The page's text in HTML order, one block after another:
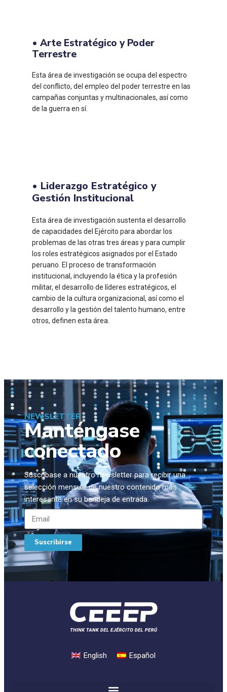
• Arte Estratégico y Poder
Terrestre
Esta área de investigación se ocupa del espectro
del conflicto, del empleo del poder terrestre en las
campañas conjuntas y multinacionales, así como
de la guerra en sí.
• Liderazgo Estratégico y
Gestión Institucional
Esta área de investigación sustenta el desarrollo
de capacidades del Ejército para abordar los
problemas de las otras tres áreas y para cumplir
los roles estratégicos asignados por el Estado
peruano. El proceso de transformación
institucional, incluyendo la ética y la profesión
militar, el desarrollo de líderes estratégicos, el
cambio de la cultura organizacional, así como el
desarrollo y la gestión del talento humano, entre
otros, definen esta área.
NEWSLETTER
Manténgase
conectado
Suscríbase a nuestro newsletter para recibir una
selección mensual de nuestro contenido más
interesante en su bandeja de entrada.
Suscribirse
English Español